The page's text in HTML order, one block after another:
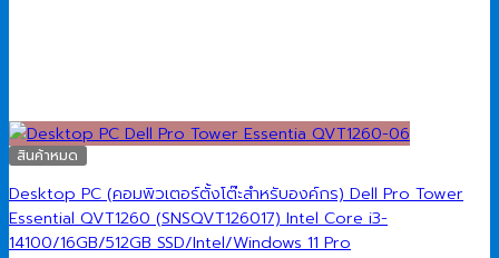
สินค้าหมด
Desktop PC (คอมพิวเตอร์ตั้งโต๊ะสำหรับองค์กร) Dell Pro Tower
Essential QVT1260 (SNSQVT126017) Intel Core i3-
14100/16GB/512GB SSD/Intel/Windows 11 Pro